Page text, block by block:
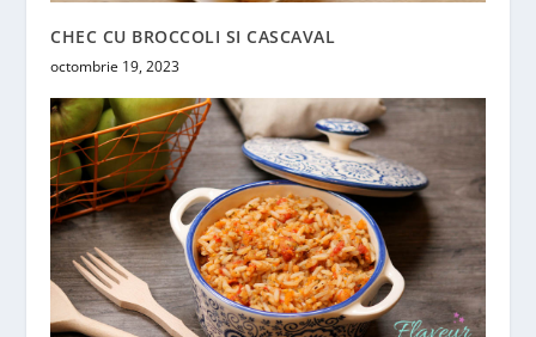
CHEC CU BROCCOLI SI CASCAVAL
octombrie 19, 2023